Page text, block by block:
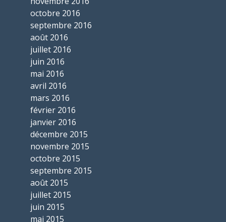
octobre 2016
septembre 2016
août 2016
juillet 2016
juin 2016
mai 2016
avril 2016
mars 2016
février 2016
janvier 2016
décembre 2015
novembre 2015
octobre 2015
septembre 2015
août 2015
juillet 2015
juin 2015
mai 2015